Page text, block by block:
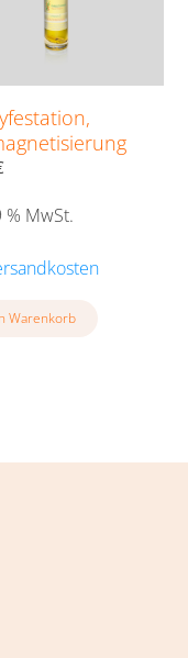
% MwSt.
Warenkorb